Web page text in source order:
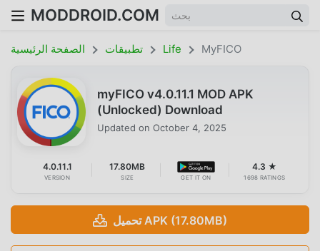
MODDROID.COM
الصفحة الرئيسية تطبيقات Life MyFICO
myFICO v4.0.11.1 MOD APK
(Unlocked) Download
Updated on October 4, 2025
4.0.11.1
VERSION
17.80MB
SIZE GET IT ON
4.3 ★
1698 RATINGS
تحميل APK (17.80MB)